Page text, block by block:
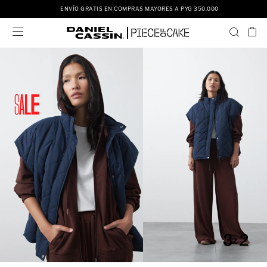
ENVÍO GRATIS EN COMPRAS MAYORES A PYG 350.000
